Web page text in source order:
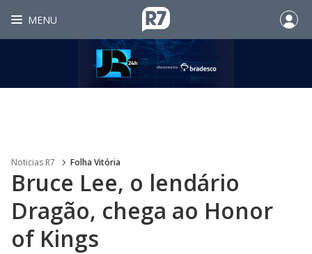
MENU
Noticias R7 Folha Vitória
Bruce Lee, o lendário
Dragão, chega ao Honor
of Kings